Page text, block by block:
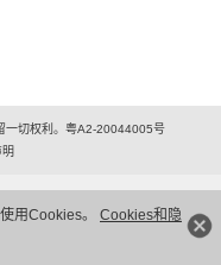
用Cookies。 Cookies和隐
一切权利。粤A2-20044005号